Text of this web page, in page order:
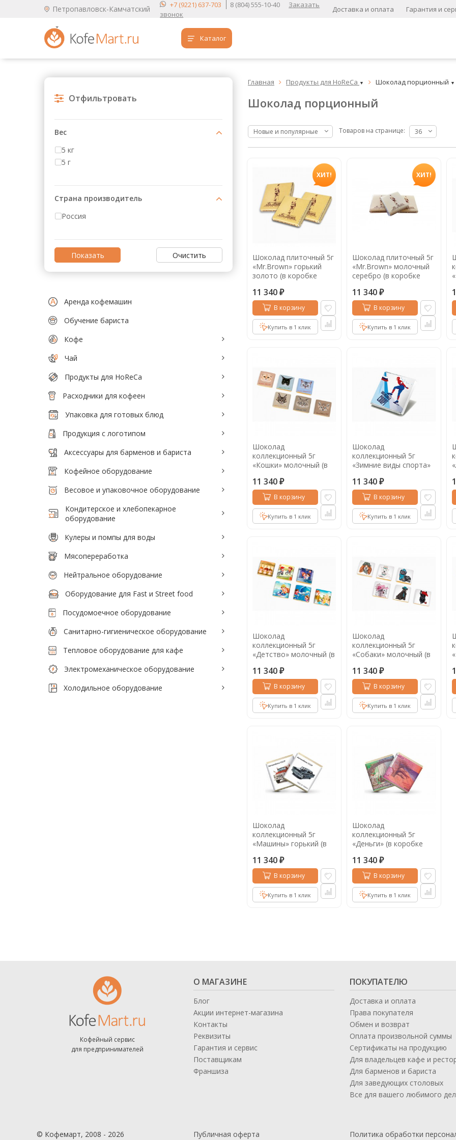
Петропавловск-Камчатский +7 (9221) 637-703 8 (804) 555-10-40
Заказать
звонок
Доставка и оплата Гарантия и
Каталог
Кофе
Продукты для HoReCa
Расходники для кофеен
Упаковка для готовых блюд
Кофейное оборудование
Весовое и упаковочное оборудование
оборудование
Кулеры и помпы для воды
Мясопереработка
Нейтральное оборудование
Посудомоечное оборудование
Санитарно-гигиеническое
оборудование
Тепловое оборудование для кафе
Производители / Бренды
Прайс-листы
Кофе в зернах свежей обжарки
Кофе в зернах хит
Кофе в зернах свежей обжарки
Кофе в дрип пакетах
Кофе без кофеина
Кофе для вендинга
Кофе сублимированный
Главная  Продукты для HoReCa ▼  Шоколад порционный ▼
Шоколад порционный
Новые и популярные Товаров на странице: 36
ХИТ!
Шоколад плиточный 5г
«Mr.Brown» горький
золото (в коробке
11 340 ₽
В корзину
Купить в 1 клик
ХИТ!
Шоколад плиточный 5г
«Mr.Brown» молочный
серебро (в коробке
11 340 ₽
В корзину
Купить в 1 клик
Шоколад
коллекционный 5г
«Кошки» молочный (в
11 340 ₽
В корзину
Купить в 1 клик
Шоколад
коллекционный 5г
«Зимние виды спорта»
1000шт)
11 340 ₽
В корзину
Купить в 1 клик
Шоколад
коллекционный 5г
«Детство» молочный (в
11 340 ₽
В корзину
Купить в 1 клик
Шоколад
коллекционный 5г
«Собаки» молочный (в
11 340 ₽
В корзину
Купить в 1 клик
Шоколад
коллекционный 5г
«Машины» горький (в
11 340 ₽
В корзину
Купить в 1 клик
Шоколад
коллекционный 5г
«Деньги» (в коробке
11 340 ₽
В корзину
Купить в 1 клик
Отфильтровать
Вес
5 кг
5 г
Страна производитель
Россия
Очистить
Аренда кофемашин
Обучение бариста
Кофе
Чай
Продукты для HoReCa
Расходники для кофеен
Упаковка для готовых блюд
Продукция с логотипом
Аксессуары для барменов и бариста
Кофейное оборудование
Весовое и упаковочное оборудование
Кондитерское и хлебопекарное
оборудование
Кулеры и помпы для воды
Мясопереработка
Нейтральное оборудование
Оборудование для Fast и Street food
Посудомоечное оборудование
Санитарно-гигиеническое оборудование
Тепловое оборудование для кафе
Электромеханическое оборудование
Холодильное оборудование
Кофейный сервис
для предпринимателей
О МАГАЗИНЕ
Блог
Акции интернет-магазина
Контакты
Реквизиты
Гарантия и сервис
Поставщикам
Франшиза
ПОКУПАТЕЛЮ
Доставка и оплата
Права покупателя
Обмен и возврат
Оплата произвольной суммы
Сертификаты на продукцию
Для владельцев кафе и
Для барменов и бариста
Для заведующих столовых
Все для вашего любимого
© Кофемарт, 2008 - 2026 Публичная оферта
Политика обработки